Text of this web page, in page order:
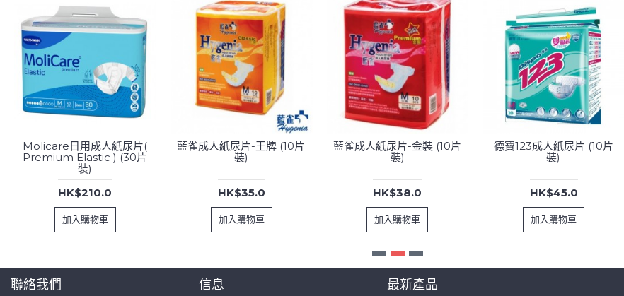
Molicare日用成人紙尿片(
Premium Elastic ) (30片
裝)
HK$210.0
加入購物車
藍雀成人紙尿片-王牌 (10片
裝)
HK$35.0
加入購物車
藍雀成人紙尿片-金裝 (10片
裝)
HK$38.0
加入購物車
德寶123成人紙尿片 (10片
裝)
HK$45.0
加入購物車
聯絡我們 信息 最新產品